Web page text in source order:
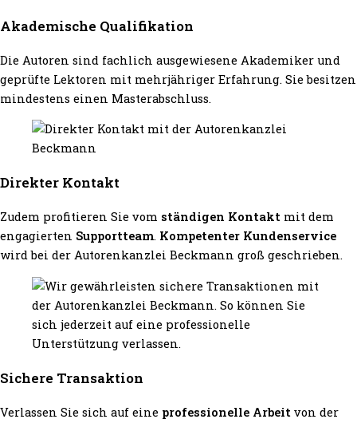
Akademische Qualifikation
Die Autoren sind fachlich ausgewiesene Akademiker und
geprüfte Lektoren mit mehrjähriger Erfahrung. Sie besitzen
mindestens einen Masterabschluss.
Direkter Kontakt
Zudem profitieren Sie vom ständigen Kontakt mit dem
engagierten Supportteam. Kompetenter Kundenservice
wird bei der Autorenkanzlei Beckmann groß geschrieben.
Sichere Transaktion
Verlassen Sie sich auf eine professionelle Arbeit von der